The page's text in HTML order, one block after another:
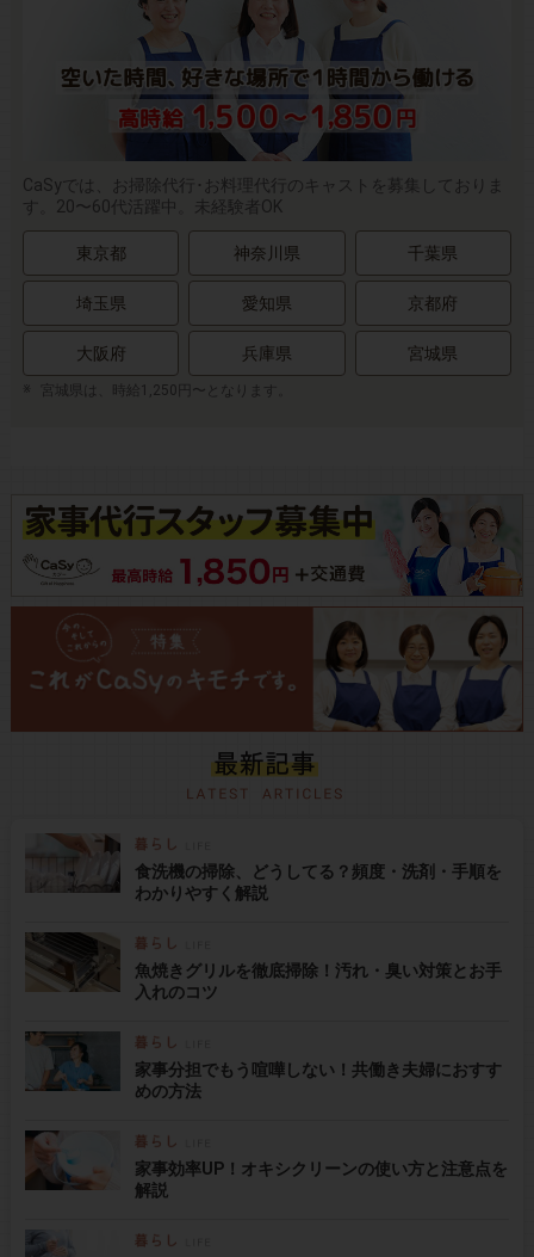
CaSyでは、お掃除代行･お料理代行のキャストを募集しておりま
す。20〜60代活躍中。未経験者OK
東京都 神奈川県 千葉県
埼玉県 愛知県 京都府
大阪府 兵庫県 宮城県
宮城県は、時給1,250円〜となります。
食洗機の掃除、どうしてる？頻度・洗剤・手順を
わかりやすく解説
魚焼きグリルを徹底掃除！汚れ・臭い対策とお手
入れのコツ
家事分担でもう喧嘩しない！共働き夫婦におすす
めの方法
家事効率UP！オキシクリーンの使い方と注意点を
解説